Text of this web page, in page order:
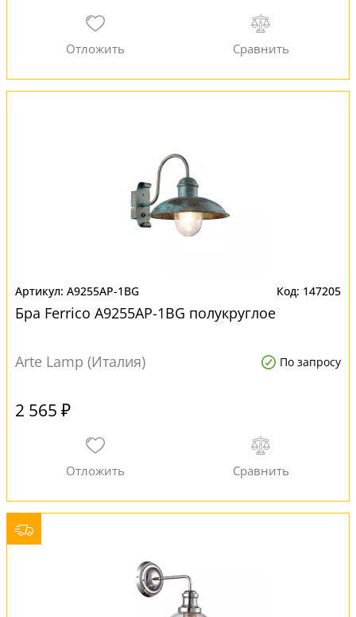
A9255AP-1BG 147205
Бра Ferrico A9255AP-1BG полукруглое
Arte Lamp (Италия) По запросу
2 565 ₽